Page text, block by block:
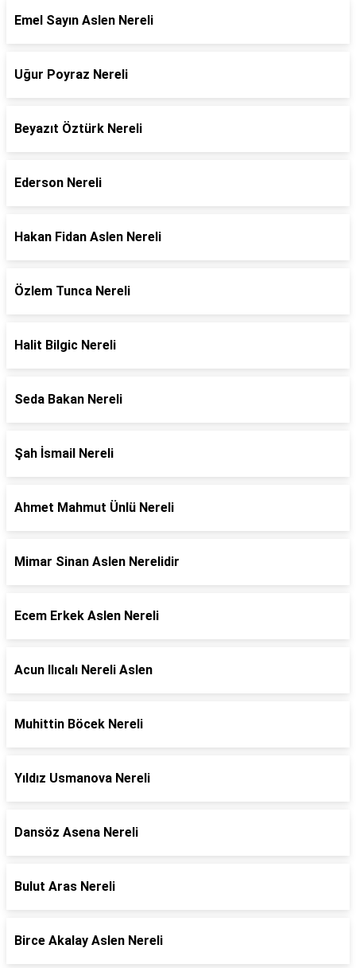
Emel Sayın Aslen Nereli
Uğur Poyraz Nereli
Beyazıt Öztürk Nereli
Ederson Nereli
Hakan Fidan Aslen Nereli
Özlem Tunca Nereli
Halit Bilgic Nereli
Seda Bakan Nereli
Şah İsmail Nereli
Ahmet Mahmut Ünlü Nereli
Mimar Sinan Aslen Nerelidir
Ecem Erkek Aslen Nereli
Acun Ilıcalı Nereli Aslen
Muhittin Böcek Nereli
Yıldız Usmanova Nereli
Dansöz Asena Nereli
Bulut Aras Nereli
Birce Akalay Aslen Nereli